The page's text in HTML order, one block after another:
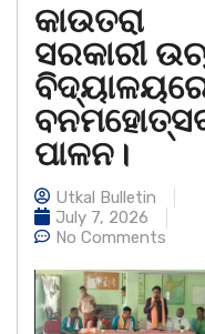
କାଉତରା
ସରକାରୀ
ପାଳନ।
Utkal Bulletin
July 7, 2026
No Comments